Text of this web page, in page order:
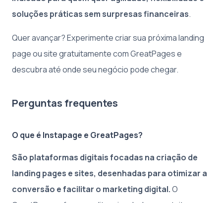
soluções práticas sem surpresas financeiras.
Quer avançar? Experimente criar sua próxima landing
page ou site gratuitamente com GreatPages e
descubra até onde seu negócio pode chegar.
Perguntas frequentes
O que é Instapage e GreatPages?
São plataformas digitais focadas na criação de
landing pages e sites, desenhadas para otimizar a
conversão e facilitar o marketing digital.O